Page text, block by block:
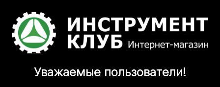
Уважаемые пользователи!